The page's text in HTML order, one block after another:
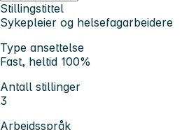
Stillingstittel
Sykepleier og helsefagarbeidere
Type ansettelse
Fast, heltid 100%
Antall stillinger
3
Arbeidsspråk